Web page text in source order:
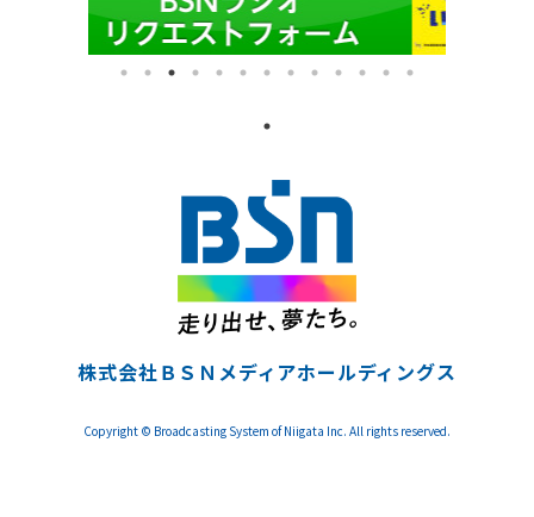
株式会社ＢＳＮメディアホールディングス
Copyright © Broadcasting System of Niigata Inc. All rights reserved.